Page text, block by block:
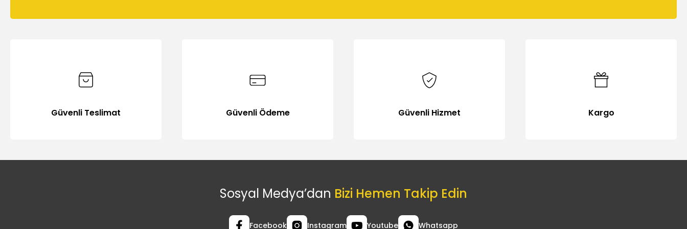
Gönder
Güvenli Teslimat Güvenli Ödeme Güvenli Hizmet Kargo
Sosyal Medya’dan Bizi Hemen Takip Edin
Facebook Instagram Youtube Whatsapp